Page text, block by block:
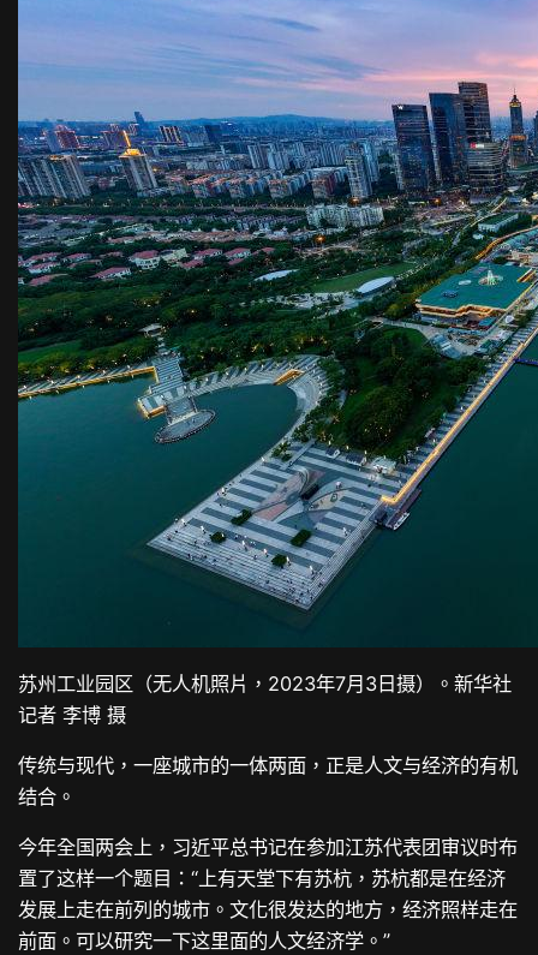
苏州工业园区（无人机照片，2023年7月3日摄）。新华社
记者 李博 摄
传统与现代，一座城市的一体两面，正是人文与经济的有机
结合。
今年全国两会上，习近平总书记在参加江苏代表团审议时布
置了这样一个题目：“上有天堂下有苏杭，苏杭都是在经济
发展上走在前列的城市。文化很发达的地方，经济照样走在
前面。可以研究一下这里面的人文经济学。”